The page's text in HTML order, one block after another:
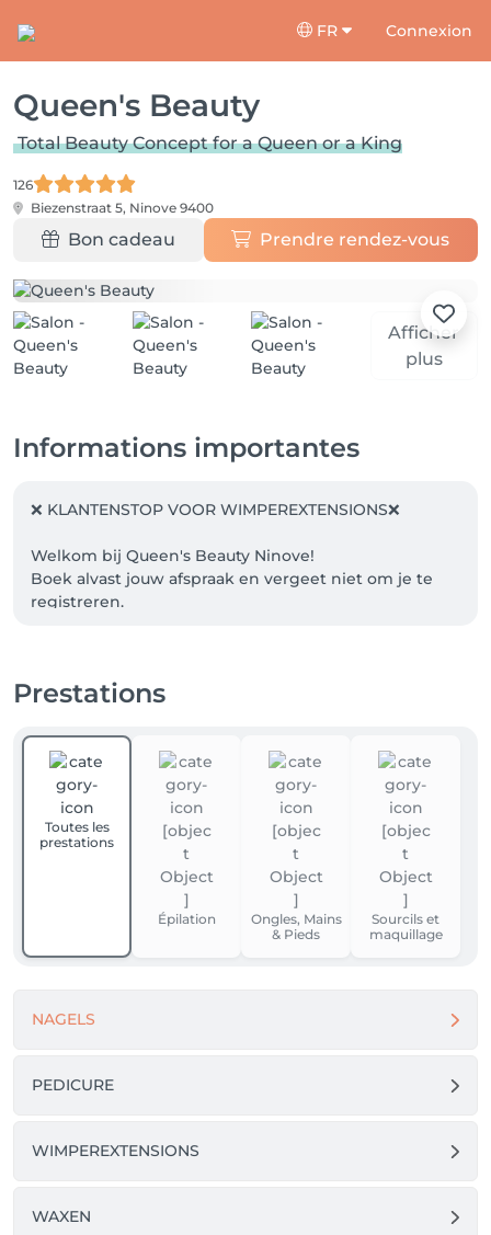
FR Connexion
Queen's Beauty
Total Beauty Concept for a Queen or a King
126
Biezenstraat 5, Ninove 9400
Bon cadeau Prendre rendez-vous
Afficher
plus
Informations importantes
❌ KLANTENSTOP VOOR WIMPEREXTENSIONS❌
Welkom bij Queen's Beauty Ninove!
Boek alvast jouw afspraak en vergeet niet om je te
registreren.
Bovenaan rechts op LOGIN kan je steeds zien
24U vooraf jouw afspraak ontvang je een SMS ter
herinnering.
Wij kijken er naar uit jullie te mogen ontvangen.
Be a King or a Queen in Queen's Beauty
Prestations
Toutes les
prestations
Épilation
Ongles, Mains
& Pieds
Sourcils et
maquillage
NAGELS
PEDICURE
WIMPEREXTENSIONS
WAXEN